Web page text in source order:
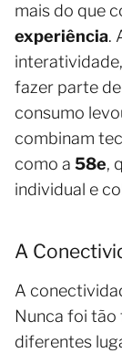
mais do que
experiência.
fazer parte
consumo
combinam
como a 58e,
individual e
A
A
Nunca foi tão
diferentes